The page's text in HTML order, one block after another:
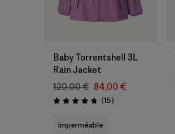
Baby Torrentshell 3L
Rain Jacket
120,00 € 84,00 €
Évaluation: 4.7 / 5
(15Avis
)
imperméable